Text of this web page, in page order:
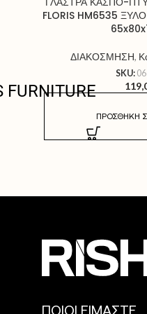
FURNITURE
FLORIS HM6535
ΔΙΑΚΟΣΜΗΣΗ,
SKU:
ΠΡΟΣΘΉΚΗ
ΠΟΙΟΙ ΕΙΜΑΣΤΕ